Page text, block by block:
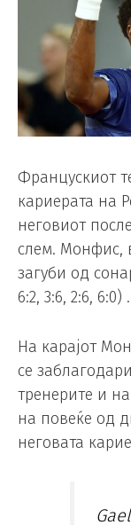
Францускиот
кариерата на
неговиот
слем. Монфис,
загуби од
6:2, 3:6, 2:6, 6:0) .
На карајот
се
тренерите и
на повеќе од
неговата